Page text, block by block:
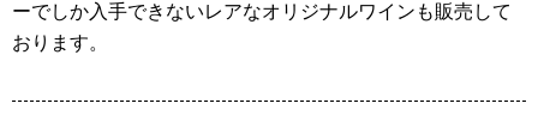
ーでしか入手できないレアなオリジナルワインも販売して
おります。